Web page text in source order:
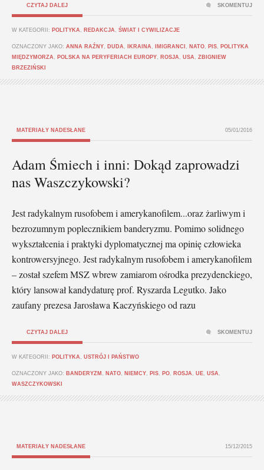
CZYTAJ DALEJ
W KATEGORII: POLITYKA REDAKCJA ŚWIAT I CYWILIZACJE
OZNACZONY JAKO: ANNA RAŹNY DUDA IKRAINA IMIGRANCI NATO PIS
POLITYKA
MIĘDZYMORZA
POLSKA NA PERYFERIACH EUROPY ROSJA USA
ZBIGNIEW
BRZEZIŃSKI
SKOMENTUJ
MATERIAŁY NADESŁANE 05/01/2016
Adam Śmiech i inni: Dokąd zaprowadzi
nas Waszczykowski?
Jest radykalnym rusofobem i amerykanofilem...oraz żarliwym i
bezrozumnym poplecznikiem banderyzmu. Pomimo solidnego
wykształcenia i praktyki dyplomatycznej ma opinię człowieka
kontrowersyjnego. Jest radykalnym rusofobem i amerykanofilem
– został szefem MSZ wbrew zamiarom ośrodka prezydenckiego,
który lansował kandydaturę prof. Ryszarda Legutko. Jako
zaufany prezesa Jarosława Kaczyńskiego od razu
CZYTAJ DALEJ
W KATEGORII: POLITYKA USTRÓJ I PAŃSTWO
OZNACZONY JAKO: BANDERYZM NATO NIEMCY PIS PO ROSJA UE USA
WASZCZYKOWSKI
SKOMENTUJ
MATERIAŁY NADESŁANE 15/12/2015